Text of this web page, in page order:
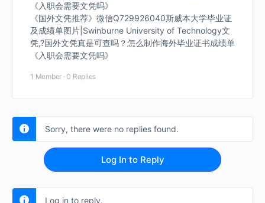
《入职会需要文凭吗》
《国外文凭推荐》微信Q729926040斯威本大学毕业证
及成绩单图片|Swinburne University of Technology文
凭,?国外文凭真是可查吗？怎么制作海外毕业证书成绩单
《入职会需要文凭吗》
1 Member · 0 Replies
Sorry, there were no replies found.
Log In to Reply
Log in to reply.